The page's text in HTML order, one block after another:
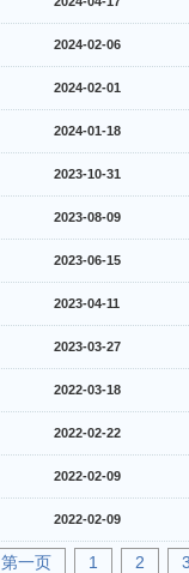
2024-02-06
2024-02-01
2024-01-18
2023-10-31
2023-08-09
2023-06-15
2023-04-11
2023-03-27
2022-03-18
2022-02-22
2022-02-09
2022-02-09
第一页 1 2